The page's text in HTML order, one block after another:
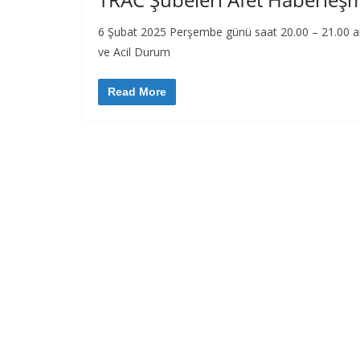
6 Şubat 2025 Perşembe günü saat 20.00 – 21.00
ve Acil Durum
Read More